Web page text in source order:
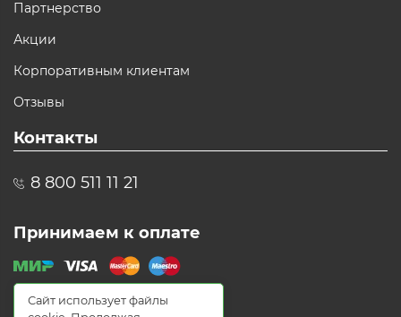
Партнерство
Акции
Корпоративным клиентам
Отзывы
Контакты
8 800 511 11 21
Принимаем к оплате
Сайт использует файлы